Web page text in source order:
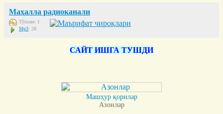
Маҳалла радиоканали
Тўплам: 1
Mp3: 28
САЙТ ИШГА ТУШДИ
Машҳур қорилар
Азонлар